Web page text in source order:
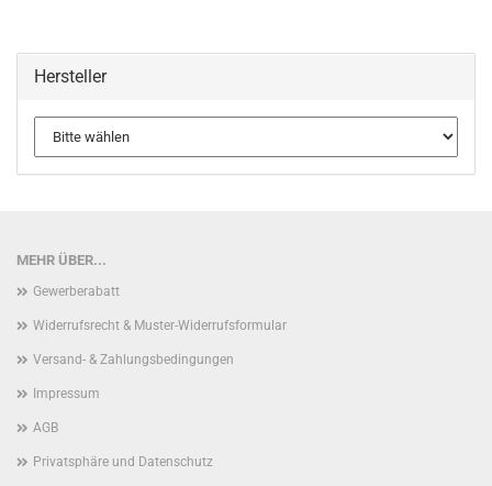
Hersteller
MEHR ÜBER...
Gewerberabatt
Widerrufsrecht & Muster-Widerrufsformular
Versand- & Zahlungsbedingungen
Impressum
AGB
Privatsphäre und Datenschutz